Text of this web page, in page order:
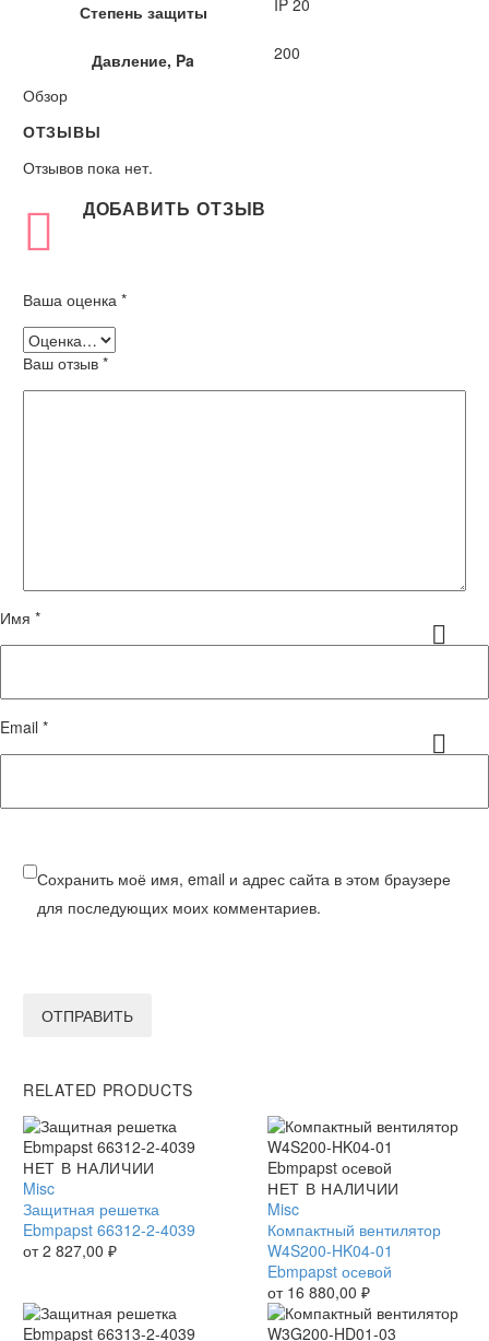
Степень защиты IP 20
Давление, Pa
200
Обзор
ОТЗЫВЫ
Отзывов пока нет.
ДОБАВИТЬ ОТЗЫВ
Ваша оценка *
Ваш отзыв *
Имя *
Email *
Сохранить моё имя, email и адрес сайта в этом браузере
для последующих моих комментариев.
ОТПРАВИТЬ
RELATED PRODUCTS
Защитная
решетка
Ebmpapst
66312-
2-
НЕТ В НАЛИЧИИ
Misc
Защитная решетка
Ebmpapst 66312-2-4039
от2 827,00 ₽
Компактный
вентилятор
W4S200-
HK04-
01
Ebmpapst
осевой
НЕТ В НАЛИЧИИ
Misc
Компактный вентилятор
W4S200-HK04-01
Ebmpapst осевой
от 16 880,00 ₽